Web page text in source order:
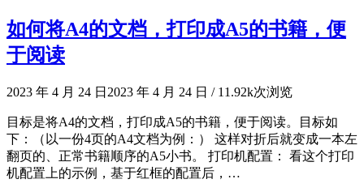
如何将A4的文档，打印成A5的书籍，便
于阅读
2023 年 4 月 24 日 2023 年 4 月 24 日 /11.92k次浏览
目标是将A4的文档，打印成A5的书籍，便于阅读。目标如
下：（以一份4页的A4文档为例：） 这样对折后就变成一本左
翻页的、正常书籍顺序的A5小书。 打印机配置： 看这个打印
机配置上的示例，基于红框的配置后，…